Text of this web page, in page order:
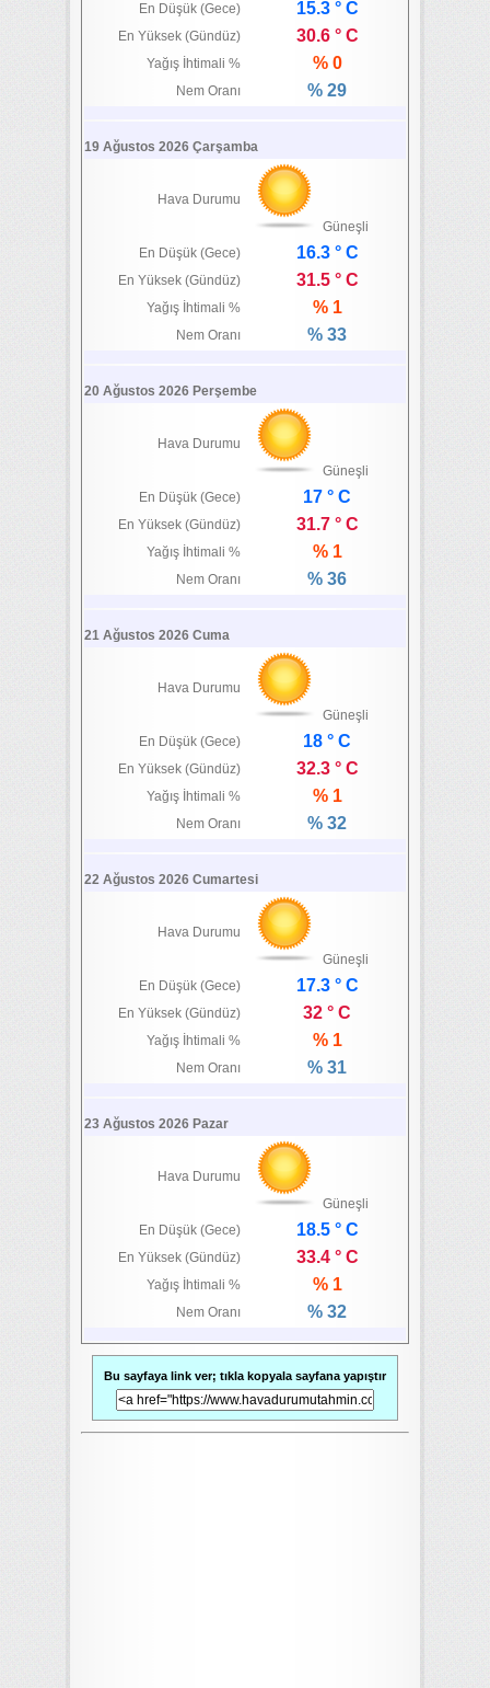
En Düşük (Gece) 15.3 ° C
En Yüksek (Gündüz) 30.6 ° C
Yağış İhtimali % % 0
Nem Oranı % 29
19 Ağustos 2026 Çarşamba
Hava Durumu
Güneşli
En Düşük (Gece)
16.3 ° C
En Yüksek (Gündüz) 31.5 ° C
Yağış İhtimali % % 1
Nem Oranı % 33
20 Ağustos 2026 Perşembe
Hava Durumu
Güneşli
En Düşük (Gece)
17 ° C
En Yüksek (Gündüz) 31.7 ° C
Yağış İhtimali % % 1
Nem Oranı % 36
21 Ağustos 2026 Cuma
Hava Durumu
Güneşli
En Düşük (Gece)
18 ° C
En Yüksek (Gündüz) 32.3 ° C
Yağış İhtimali % % 1
Nem Oranı % 32
22 Ağustos 2026 Cumartesi
Hava Durumu
Güneşli
En Düşük (Gece)
17.3 ° C
En Yüksek (Gündüz) 32 ° C
Yağış İhtimali % % 1
Nem Oranı % 31
23 Ağustos 2026 Pazar
Hava Durumu
Güneşli
En Düşük (Gece)
18.5 ° C
En Yüksek (Gündüz) 33.4 ° C
Yağış İhtimali % % 1
Nem Oranı % 32
Bu sayfaya link ver; tıkla kopyala sayfana yapıştır